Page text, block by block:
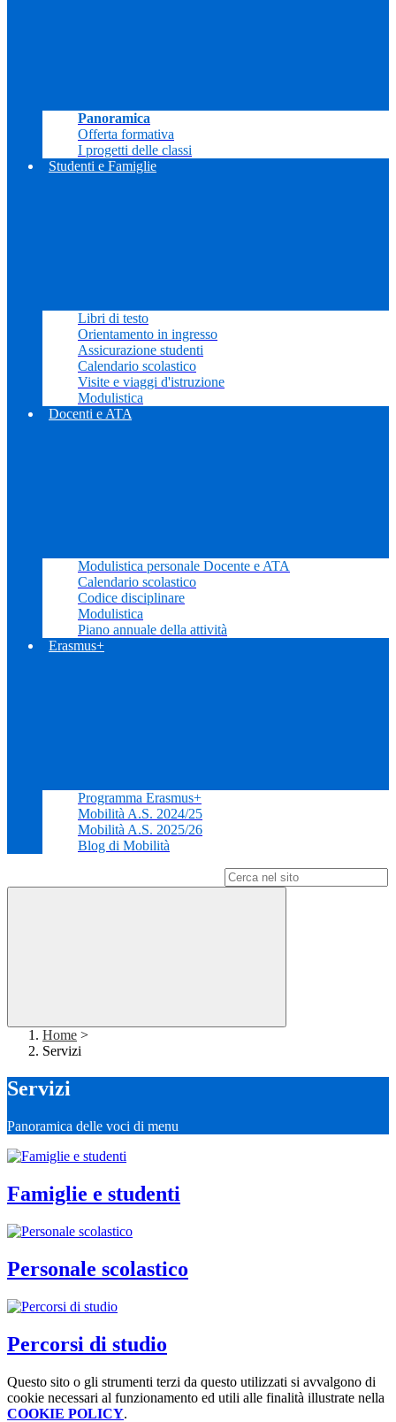
Panoramica
Offerta formativa
I progetti delle classi
Studenti e Famiglie
Libri di testo
Orientamento in ingresso
Assicurazione studenti
Calendario scolastico
Visite e viaggi d'istruzione
Modulistica
Docenti e ATA
Modulistica personale Docente e ATA
Calendario scolastico
Codice disciplinare
Modulistica
Piano annuale della attività
Erasmus+
Programma Erasmus+
Mobilità A.S. 2024/25
Mobilità A.S. 2025/26
Blog di Mobilità
Home >
Servizi
Servizi
Panoramica delle voci di menu
Famiglie e studenti
Personale scolastico
Percorsi di studio
Questo sito o gli strumenti terzi da questo utilizzati si avvalgono di
cookie necessari al funzionamento ed utili alle finalità illustrate nella
COOKIE POLICY.